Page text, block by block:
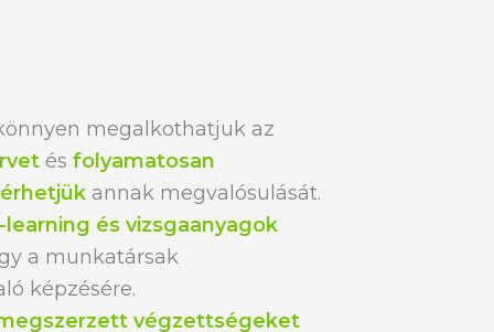
megalkothatjuk az
és folyamatosan
annak megvalósulását.
learning és vizsgaanyagok
a munkatársak
képzésére.
végzettségeket